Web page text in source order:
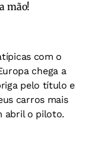
mão!
com o
chega a
pelo título e
carros mais
abril o piloto.